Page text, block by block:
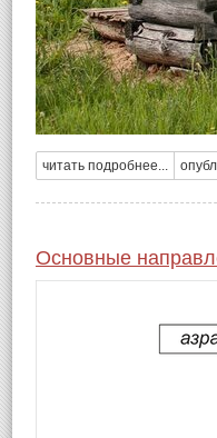
читать подробнее...
Основные